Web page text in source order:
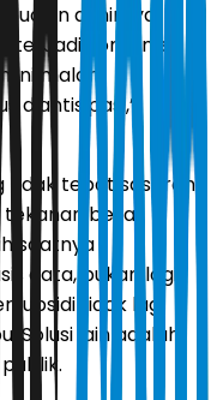
akhirnya
Jadi konsumsi
ini malah
diantisipasi,”
tidak tepat sasaran
besar
saatnya
data, bukan lagi
tidak lagi
Solusi lain adalah